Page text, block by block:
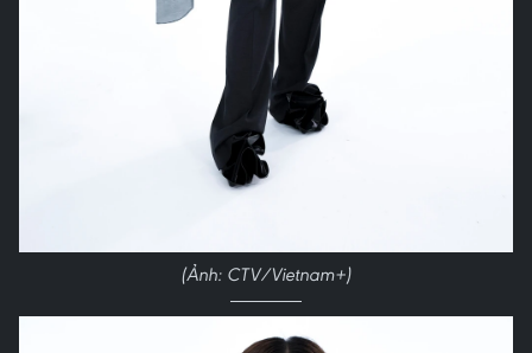
(Ảnh: CTV/Vietnam+)